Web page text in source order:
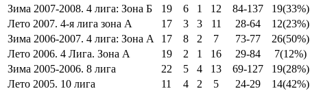
Зима 2007-2008. 4 лига: Зона Б
19 6 1 12 84-137 19(33%)
Лето 2007. 4-я лига зона А
17 3 3 11 28-64 12(23%)
Зима 2006-2007. 4 лига: Зона А
17 8 2 7 73-77 26(50%)
Лето 2006. 4 Лига. Зона А
19 2 1 16 29-84 7(12%)
Зима 2005-2006. 8 лига
22 5 4 13 69-127 19(28%)
Лето 2005. 10 лига
11 4 2 5 24-29 14(42%)